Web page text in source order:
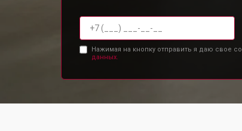
Нажимая на кнопку отправить я даю свое
данных.